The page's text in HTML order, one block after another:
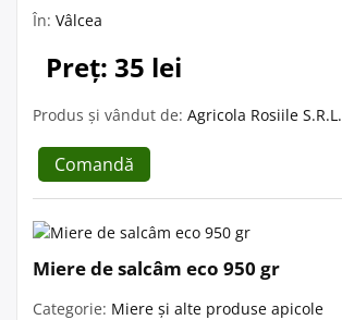
În: Vâlcea
Preț: 35 lei
Produs și vândut de: Agricola Rosiile S.R.L.
Comandă
Miere de salcâm eco 950 gr
Categorie: Miere și alte produse apicole